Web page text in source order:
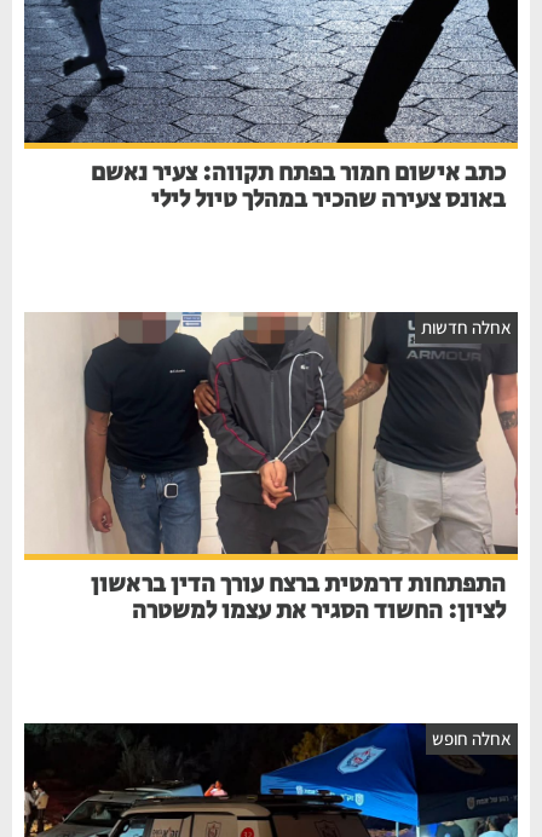
כתב אישום חמור בפתח תקווה: צעיר נאשם
באונס צעירה שהכיר במהלך טיול לילי
חדשות
התפתחות דרמטית ברצח עורך הדין בראשון
לציון: החשוד הסגיר את עצמו למשטרה
חופש